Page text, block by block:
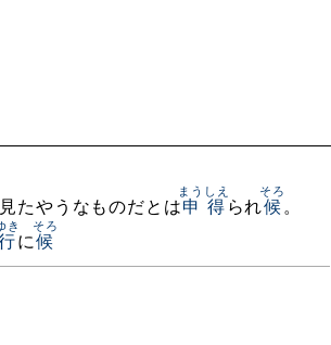
見たやうなものだとは申得
まうしえ
られ候
そろ
。
き
に候
そろ